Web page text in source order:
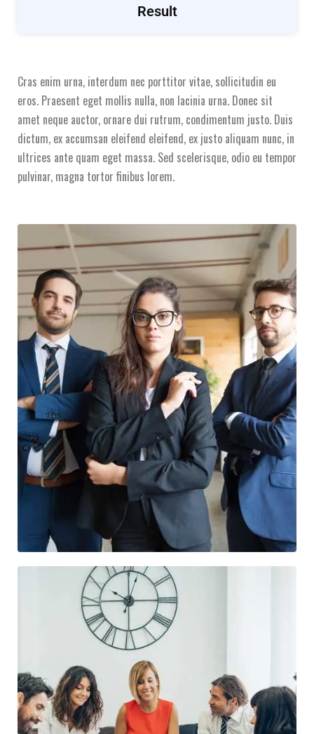
Result
Cras enim urna, interdum nec porttitor vitae, sollicitudin eu
eros. Praesent eget mollis nulla, non lacinia urna. Donec sit
amet neque auctor, ornare dui rutrum, condimentum justo. Duis
dictum, ex accumsan eleifend eleifend, ex justo aliquam nunc, in
ultrices ante quam eget massa. Sed scelerisque, odio eu tempor
pulvinar, magna tortor finibus lorem.